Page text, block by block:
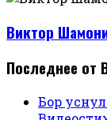
Виктор
Последнее от
Бор